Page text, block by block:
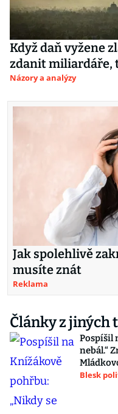
Když daň vyžene
zdanit miliardáře,
Názory a analýzy
Jak spolehlivě
musíte znát
Reklama
Články z jiných
Pospíšil
nebál.“
Blesk